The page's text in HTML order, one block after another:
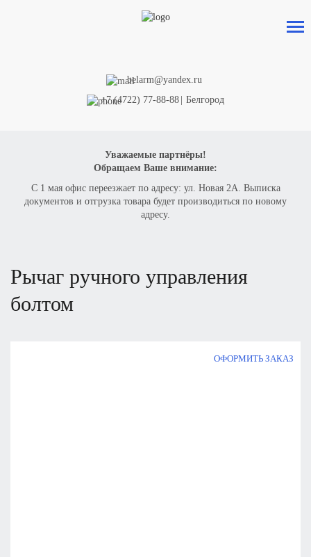
belarm@yandex.ru
+7 (4722) 77-88-88
Белгород
Уважаемые партнёры!
Обращаем Ваше внимание:
С 1 мая офис переезжает по адресу: ул. Новая 2А. Выписка
документов и отгрузка товара будет производиться по новому
адресу.
рычаг ручного управления
болтом
ОФОРМИТЬ ЗАКАЗ